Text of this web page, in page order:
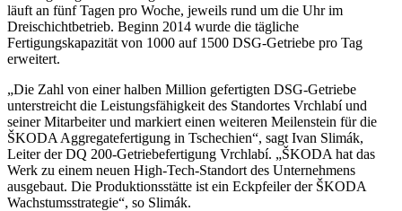
läuft an fünf Tagen pro Woche, jeweils rund um die Uhr im
Dreischichtbetrieb. Beginn 2014 wurde die tägliche
Fertigungskapazität von 1000 auf 1500 DSG-Getriebe pro Tag
erweitert.
„Die Zahl von einer halben Million gefertigten DSG-Getriebe
unterstreicht die Leistungsfähigkeit des Standortes Vrchlabí und
seiner Mitarbeiter und markiert einen weiteren Meilenstein für die
ŠKODA Aggregatefertigung in Tschechien“, sagt Ivan Slimák,
Leiter der DQ 200-Getriebefertigung Vrchlabí. „ŠKODA hat das
Werk zu einem neuen High-Tech-Standort des Unternehmens
ausgebaut. Die Produktionsstätte ist ein Eckpfeiler der ŠKODA
Wachstumsstrategie“, so Slimák.